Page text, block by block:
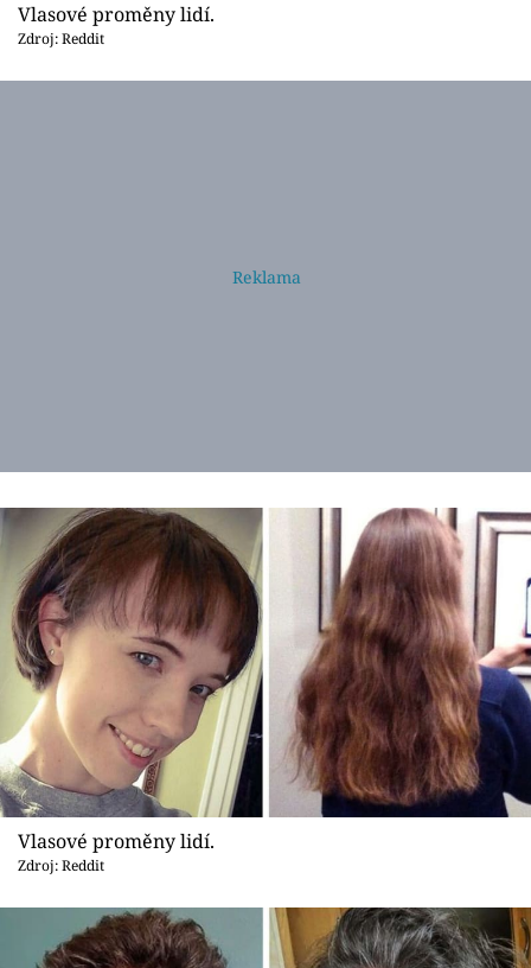
Vlasové proměny lidí.
Zdroj: Reddit
Vlasové proměny lidí.
Zdroj: Reddit